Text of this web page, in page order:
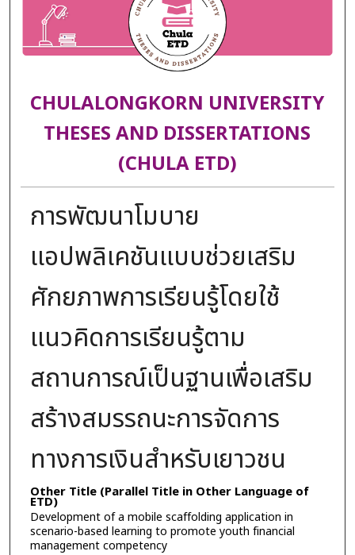
CHULALONGKORN UNIVERSITY
THESES AND DISSERTATIONS
(CHULA ETD)
การพัฒนาโมบาย
แอปพลิเคชันแบบช่วยเสริม
ศักยภาพการเรียนรู้โดยใช้
แนวคิดการเรียนรู้ตาม
สถานการณ์เป็นฐานเพื่อเสริม
สร้างสมรรถนะการจัดการ
ทางการเงินสำหรับเยาวชน
Other Title (Parallel Title in Other Language of
ETD)
Development of a mobile scaffolding application in
scenario-based learning to promote youth financial
management competency